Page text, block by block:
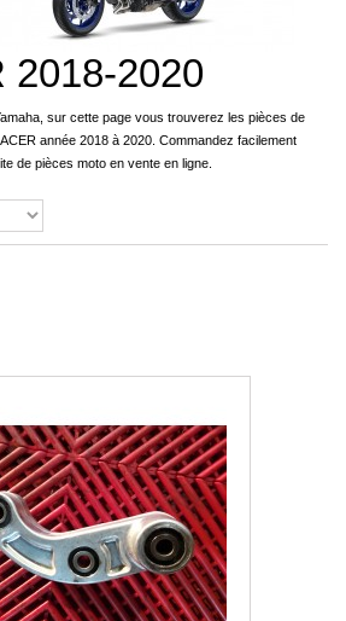
2018-2020
sur cette page vous trouverez les pièces de
année 2018 à 2020. Commandez facilement
de pièces moto en vente en ligne.